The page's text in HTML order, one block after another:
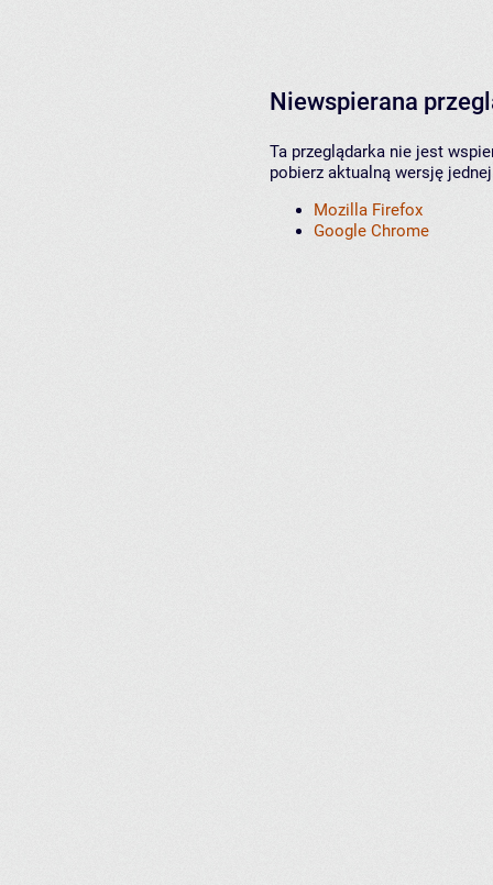
Niewspierana
Ta przeglądarka nie jest
pobierz aktualną wersję
Mozilla Firefox
Google Chrome